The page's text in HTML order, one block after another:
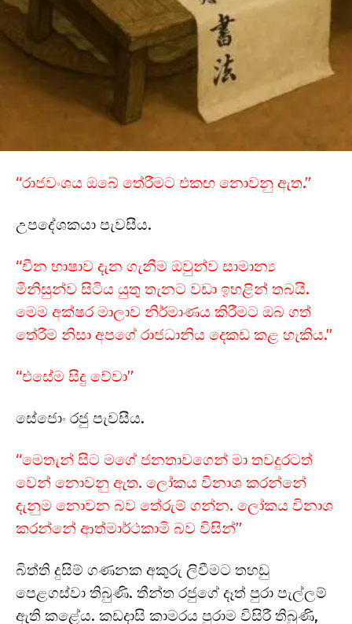
“රාජවංශය ඔබේ තේරීමට එකඟ නොවනු ඇත.”
උපදේශකයා පැවසීය.
“චීන භාෂාව දැන ගැනීම ඔවුන්ව සාමාන්‍ය
මිනිසුන්ව සිටිය යුතු තැනට වඩා ඉහළින් තබයි.
මෙම අක්ෂර මාලාව නිර්මාණය කිරීමට ඔබ ගත්
තේරීම නිසා අපගේ රාජධානිය දෙකඩ කළ හැකිය.”
“එසේම සිදු වේවා”
සේජොං රජු පැවසීය.
“මෙතැන් සිට මගේ ජනතාවගෙන් මා තවදුරටත්
වෙන් නොවනු ඇත. ලෝකය විනාශ කරන්නේ
දැනුම නොවන බව තේරුම් ගන්න. ලෝකය විනාශ
කරන්නේ ආත්මාර්ථකාමි බව විසින්‍”
බිත්ති දුසිම් ගණනක අකුරු ලිවීමට තහඩු
පෙළගස්වා තිබුණි. තීන්ත රජුගේ දෑත් පුරා පැල්ලම්
ඇති කළේය. කඩදාසි කාමරය පුරාම විසිරී තිබුණි,